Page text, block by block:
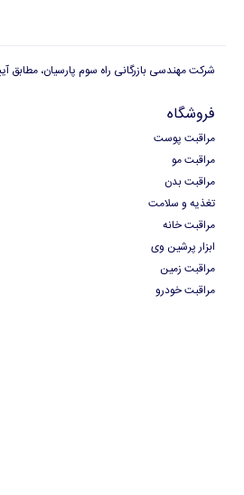
شرکت مهندسی بازرگانی راه سوم پارسیان، مطابق آیین نامه اجرایی تبصره ماده 87 قانون نظام صنفی دارای پروانه کسب بازاریابی شبکه ای است و هیچگونه وابستگی به ارگان
فروشگاه
مراقبت پوست
مراقبت مو
مراقبت بدن
تغذیه و سلامت
مراقبت خانه
ابزار پرشین وی
مراقبت زمین
مراقبت خودرو